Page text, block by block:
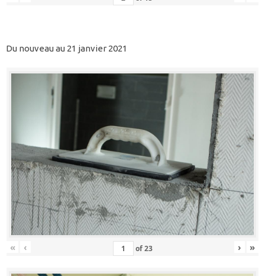
Du nouveau au 21 janvier 2021
« ‹ of23 › »